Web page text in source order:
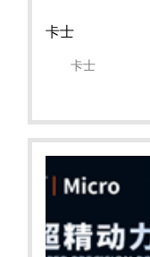
卡士
卡士